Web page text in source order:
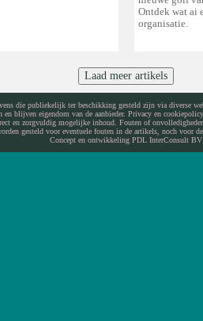
Ontdek wat ai
organisatie.
Laad meer artikels
die publiekelijk ter beschikking gesteld zijn via diverse
blijven eigendom van de aanbieder. Privacy en
en zorgvuldig mogelijke inhoud. Fouten of
gesteld voor eventuele fouten in de artikels, noch voor
Concept en ontwikkeling PDL InterConsult BV